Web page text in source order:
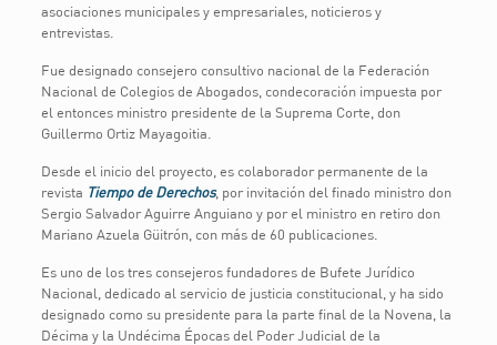
asociaciones municipales y empresariales, noticieros y
entrevistas.
Fue designado consejero consultivo nacional de la Federación
Nacional de Colegios de Abogados, condecoración impuesta por
el entonces ministro presidente de la Suprema Corte, don
Guillermo Ortiz Mayagoitia.
Desde el inicio del proyecto, es colaborador permanente de la
revista Tiempo de Derechos, por invitación del finado ministro don
Sergio Salvador Aguirre Anguiano y por el ministro en retiro don
Mariano Azuela Güitrón, con más de 60 publicaciones.
Es uno de los tres consejeros fundadores de Bufete Jurídico
Nacional, dedicado al servicio de justicia constitucional, y ha sido
designado como su presidente para la parte final de la Novena, la
Décima y la Undécima Épocas del Poder Judicial de la